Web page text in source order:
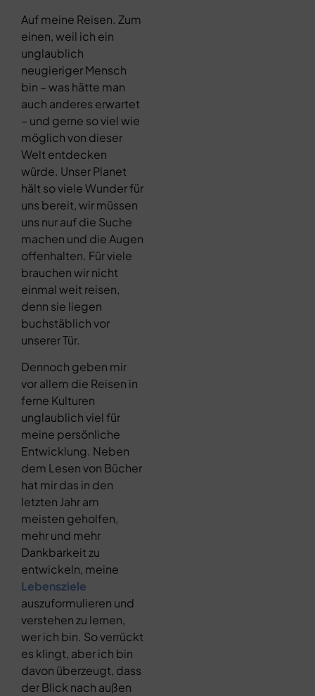
Auf meine Reisen. Zum
einen, weil ich ein
unglaublich
neugieriger Mensch
bin – was hätte man
auch anderes erwartet
– und gerne so viel wie
möglich von dieser
Welt entdecken
würde. Unser Planet
hält so viele Wunder für
uns bereit, wir müssen
uns nur auf die Suche
machen und die Augen
offenhalten. Für viele
brauchen wir nicht
einmal weit reisen,
denn sie liegen
buchstäblich vor
unserer Tür.
Dennoch geben mir
vor allem die Reisen in
ferne Kulturen
unglaublich viel für
meine persönliche
Entwicklung. Neben
dem Lesen von Bücher
hat mir das in den
letzten Jahr am
meisten geholfen,
mehr und mehr
Dankbarkeit zu
entwickeln, meine
Lebensziele
auszuformulieren und
verstehen zu lernen,
wer ich bin. So verrückt
es klingt, aber ich bin
davon überzeugt, dass
der Blick nach außen